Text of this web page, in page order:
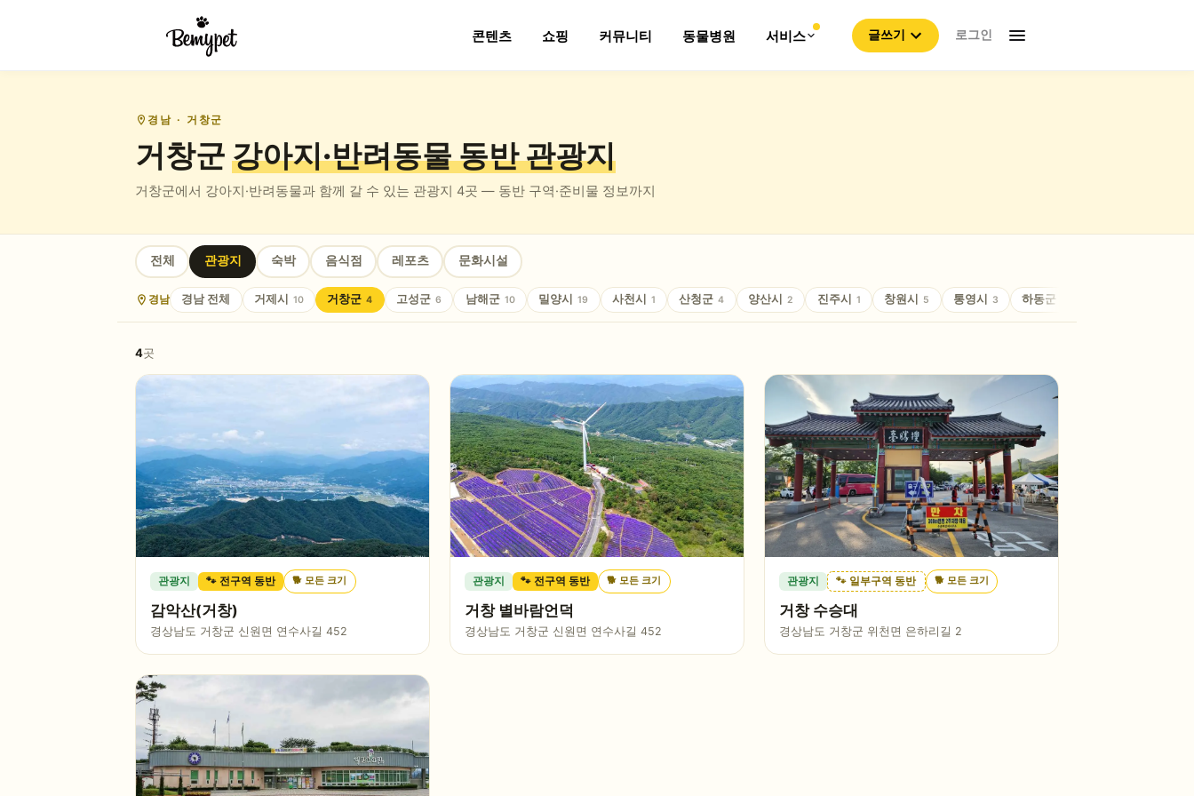
콘텐츠 쇼핑 커뮤니티 동물병원 서비스 글쓰기 로그인
경남 · 거창군
거창군강아지·반려동물 동반관광지
거창군에서 강아지·반려동물과 함께 갈 수 있는 관광지 4곳 — 동반 구역·준비물 정보까지
전체 관광지 숙박 음식점 레포츠 문화시설
경남 경남전체 거제시 10 거창군 4 고성군 6 남해군 10 밀양시 19 사천시 1 산청군 4 양산시 2 진주시 1 창원시 5 통영시 3 하동군
4곳
관광지 🐾 전구역 동반 🐕모든 크기
감악산(거창)
경상남도 거창군 신원면 연수사길 452
관광지 🐾 전구역 동반 🐕모든 크기
거창 별바람언덕
경상남도 거창군 신원면 연수사길 452
관광지 🐾 일부구역 동반 🐕 모든 크기
거창 수승대
경상남도 거창군 위천면 은하리길 2